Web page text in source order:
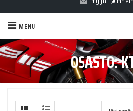
MENU
OSASTO: